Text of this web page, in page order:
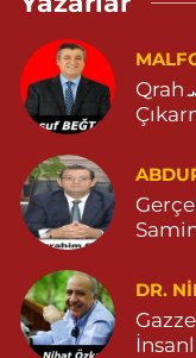
Huzur Eczanesi
GÜL MAHALLESİ
0 (482) 591 25 17
Kavak Eczanesi
KAPLAN MAHALLESİ
0 (541) 625 89 09
Yeni Eczanesi
YENİ MAHALLE 3086
Qrah ܩܪܚ: Netleştirmek, Açığa
DR.